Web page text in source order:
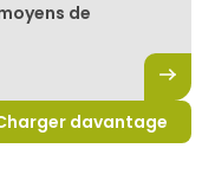
de
davantage